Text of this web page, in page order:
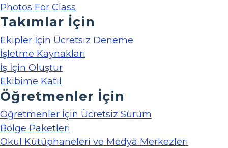
Photos For Class
Takımlar İçin
Ekipler İçin Ücretsiz Deneme
İşletme Kaynakları
İş İçin Oluştur
Ekibime Katıl
Öğretmenler İçin
Öğretmenler İçin Ücretsiz Sürüm
Bölge Paketleri
Okul Kütüphaneleri ve Medya Merkezleri